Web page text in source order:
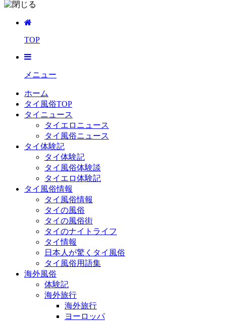
TOP
メニュー
ホーム
タイ風俗TOP
タイニュース
タイエロニュース
タイ風俗ニュース
タイ体験記
タイ体験記
タイ風俗体験談
タイエロ体験記
タイ風俗情報
タイ風俗情報
タイの風俗
タイの風俗街
タイのナイトライフ
タイ情報
日本人が驚くタイ風俗
タイ風俗用語集
海外風俗
体験記
海外旅行
海外旅行
ヨーロッパ